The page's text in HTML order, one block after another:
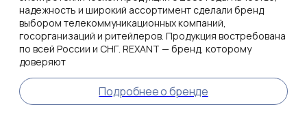
надежность и широкий ассортимент сделали бренд
выбором телекоммуникационных компаний,
госорганизаций и ритейлеров. Продукция востребована
по всей России и СНГ. REXANT — бренд, которому
доверяют
Подробнее о бренде